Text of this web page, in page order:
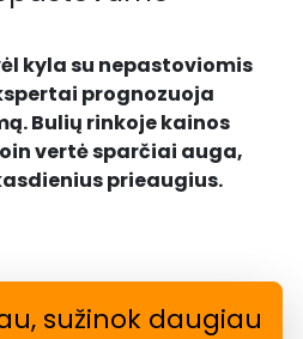
kyla su nepastoviomis
prognozuoja
Bulių rinkoje kainos
vertė sparčiai auga,
prieaugius.
sužinok daugiau